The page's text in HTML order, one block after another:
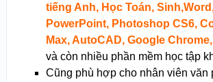
tiếng Anh, Học Toán,
PowerPoint, Photoshop CS6,
Max, AutoCAD, Google
và còn nhiều phần mềm học tập
Cũng phù hợp cho nhân viên văn